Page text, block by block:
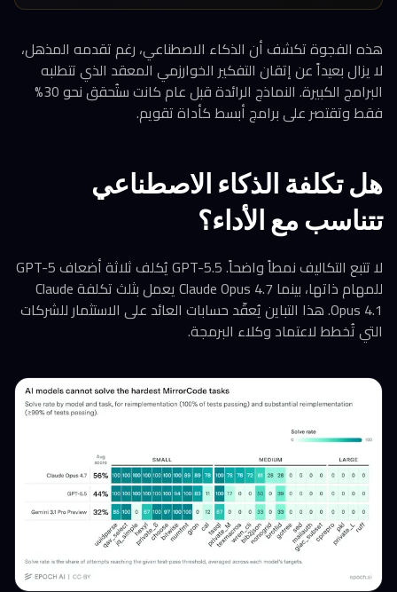
هذه الفجوة تكشف أن الذكاء الاصطناعي، رغم تقدمه المذهل،
لا يزال بعيداً عن إتقان التفكير الخوارزمي المعقد الذي تتطلبه
البرامج الكبيرة. النماذج الرائدة قبل عام كانت ستُحقق نحو 30%
فقط وتقتصر على برامج أبسط كأداة تقويم.
هل تكلفة الذكاء الاصطناعي
تتناسب مع الأداء؟
لا تتبع التكاليف نمطاً واضحاً. GPT-5.5 يُكلف ثلاثة أضعاف GPT-5
للمهام ذاتها، بينما Claude Opus 4.7 يعمل بثلث تكلفة Claude
Opus 4.1. هذا التباين يُعقّد حسابات العائد على الاستثمار للشركات
التي تُخطط لاعتماد وكلاء البرمجة.